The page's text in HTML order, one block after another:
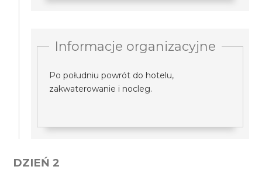
Informacje organizacyjne
Po południu powrót do hotelu,
zakwaterowanie i nocleg.
DZIEŃ 2